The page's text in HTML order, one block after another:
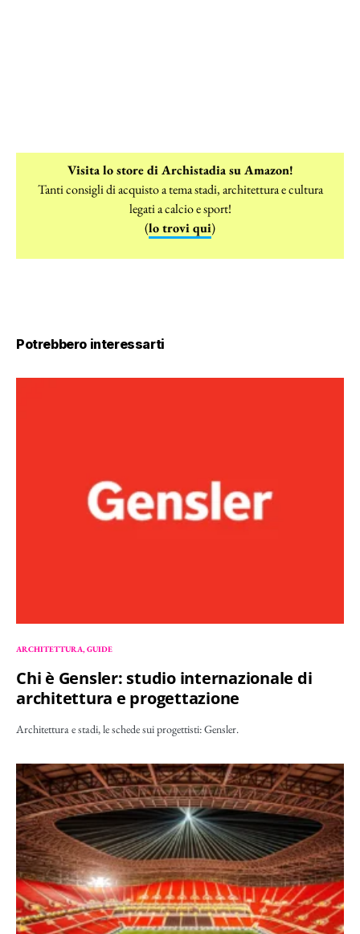
Visita lo store di Archistadia su Amazon!
Tanti consigli di acquisto a tema stadi, architettura e cultura
legati a calcio e sport!
(lo trovi qui)
Potrebbero interessarti
ARCHITETTURA GUIDE
Chi è Gensler: studio internazionale di
architettura e progettazione
Architettura e stadi, le schede sui progettisti: Gensler.